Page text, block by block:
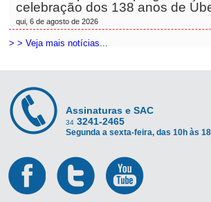
celebração dos 138 anos de
qui, 6 de agosto de 2026
> > Veja mais notícias...
Assinaturas e SAC
34 3241-2465
Segunda a sexta-feira, das 10h às